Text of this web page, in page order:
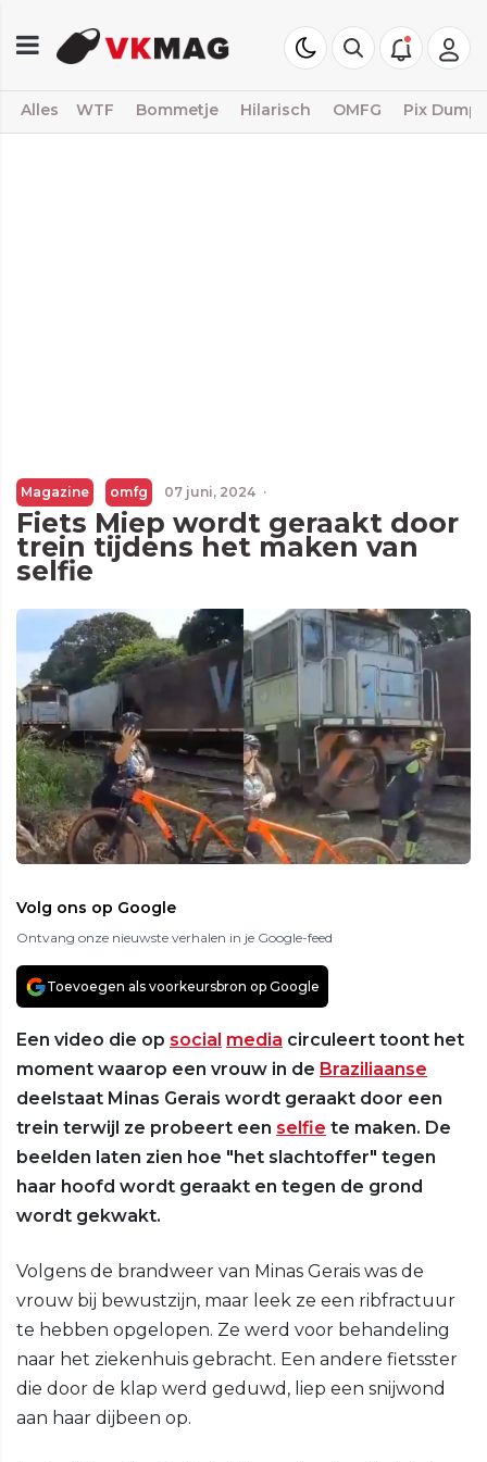
Alles WTF Bommetje Hilarisch OMFG Pix Dump
Magazine omfg 07 juni, 2024 ·
Fiets Miep wordt geraakt door
trein tijdens het maken van
selfie
Volg ons op Google
Ontvang onze nieuwste verhalen in je Google-feed
Toevoegen als voorkeursbron op Google
Een video die op social media circuleert toont het
moment waarop een vrouw in de Braziliaanse
deelstaat Minas Gerais wordt geraakt door een
trein terwijl ze probeert een selfie te maken. De
beelden laten zien hoe "het slachtoffer" tegen
haar hoofd wordt geraakt en tegen de grond
wordt gekwakt.
Volgens de brandweer van Minas Gerais was de
vrouw bij bewustzijn, maar leek ze een ribfractuur
te hebben opgelopen. Ze werd voor behandeling
naar het ziekenhuis gebracht. Een andere fietsster
die door de klap werd geduwd, liep een snijwond
aan haar dijbeen op.